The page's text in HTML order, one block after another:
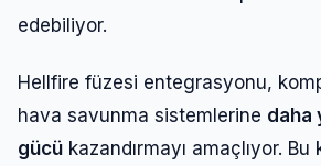
edebiliyor.
Hellfire füzesi entegrasyonu,
hava savunma sistemlerine daha
gücü kazandırmayı amaçlıyor.